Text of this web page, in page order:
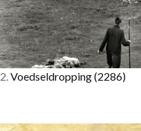
2.Voedseldropping(2286)